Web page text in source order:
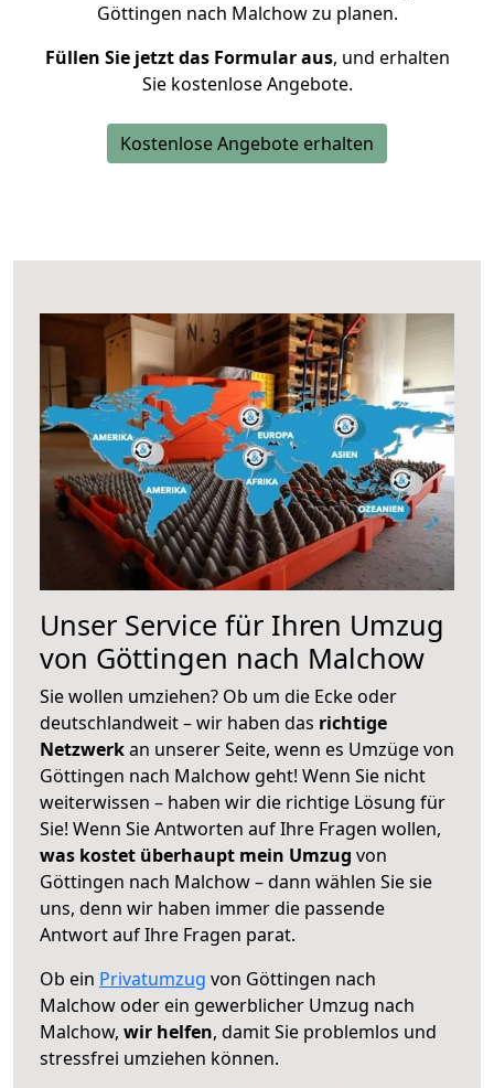
Göttingen nach Malchow zu planen.
Füllen Sie jetzt das Formular aus, und erhalten
Sie kostenlose Angebote.
Kostenlose Angebote erhalten
Unser Service für Ihren Umzug
von Göttingen nach Malchow
Sie wollen umziehen? Ob um die Ecke oder
deutschlandweit – wir haben das richtige
Netzwerkan unserer Seite, wenn es Umzüge von
Göttingen nach Malchow geht! Wenn Sie nicht
weiterwissen – haben wir die richtige Lösung für
Sie! Wenn Sie Antworten auf Ihre Fragen wollen,
was kostet überhaupt mein Umzug von
Göttingen nach Malchow – dann wählen Sie sie
uns, denn wir haben immer die passende
Antwort auf Ihre Fragen parat.
Ob ein Privatumzug von Göttingen nach
Malchow oder ein gewerblicher Umzug nach
Malchow, wir helfen, damit Sie problemlos und
stressfrei umziehen können.